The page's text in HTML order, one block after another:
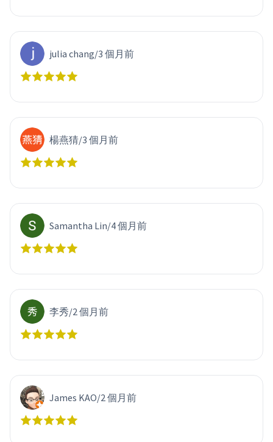
julia chang/3 個月前
楊燕猜/3 個月前
Samantha Lin/4 個月前
李秀/2 個月前
James KAO/2 個月前